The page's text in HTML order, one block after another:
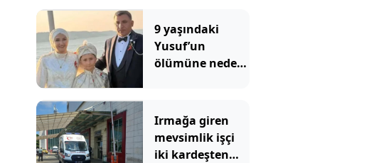
sayısı 232'ye
ulaştı
9 yaşındaki
Yusuf’un
ölümüne neden
edici detaylar
ortaya çıktı
Irmağa giren
mevsimlik işçi
iki kardeşten